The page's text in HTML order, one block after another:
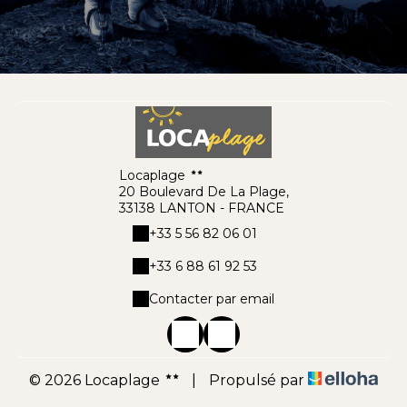
Locaplage
20 Boulevard De La Plage,
33138 LANTON - FRANCE
+33 5 56 82 06 01
+33 6 88 61 92 53
Contacter par email
© 2026 Locaplage Propulsé par